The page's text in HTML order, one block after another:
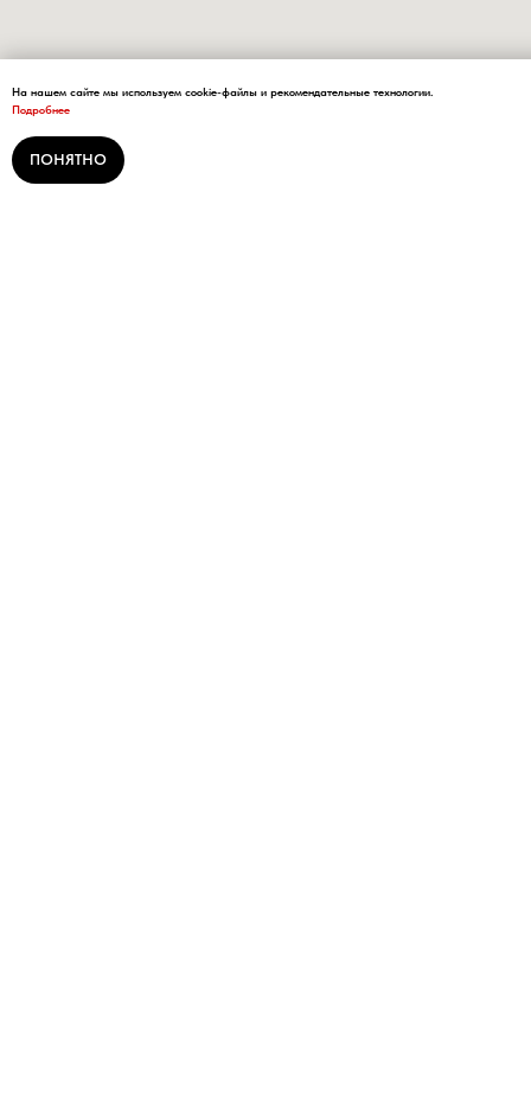
На нашем сайте мы используем cookie-файлы и рекомендательные технологии.
Подробнее
ПОНЯТНО